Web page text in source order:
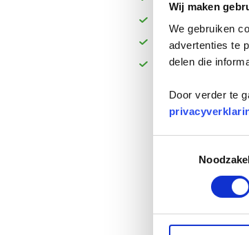
Wij maken
We gebruiken
advertenties te
delen die
Door verder te
kapotte
weggekrabd
Tips